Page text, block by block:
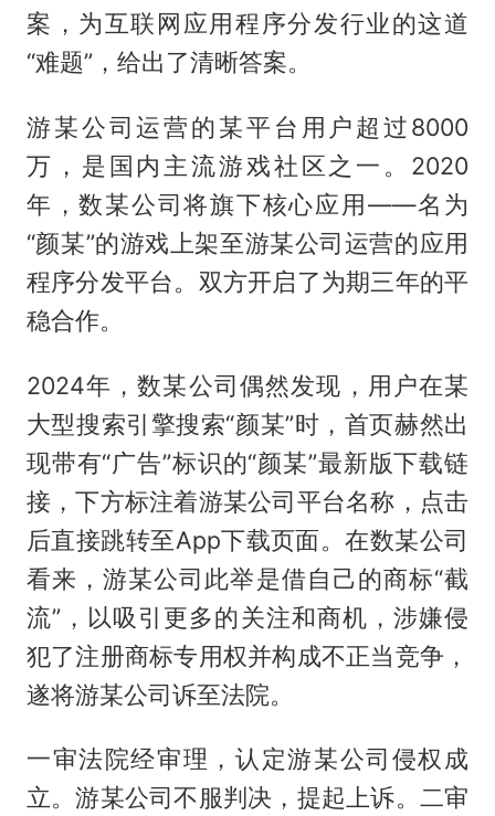
案，为互联网应用程序分发行业的这道
“难题”，给出了清晰答案。
游某公司运营的某平台用户超过8000
万，是国内主流游戏社区之一。2020
年，数某公司将旗下核心应用——名为
“颜某”的游戏上架至游某公司运营的应用
程序分发平台。双方开启了为期三年的平
稳合作。
2024年，数某公司偶然发现，用户在某
大型搜索引擎搜索“颜某”时，首页赫然出
现带有“广告”标识的“颜某”最新版下载链
接，下方标注着游某公司平台名称，点击
后直接跳转至App下载页面。在数某公司
看来，游某公司此举是借自己的商标“截
流”，以吸引更多的关注和商机，涉嫌侵
犯了注册商标专用权并构成不正当竞争，
遂将游某公司诉至法院。
一审法院经审理，认定游某公司侵权成
立。游某公司不服判决，提起上诉。二审